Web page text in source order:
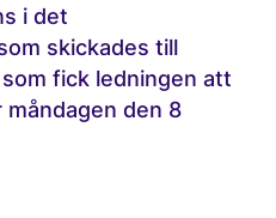
i det
skickades till
fick ledningen att
den 8